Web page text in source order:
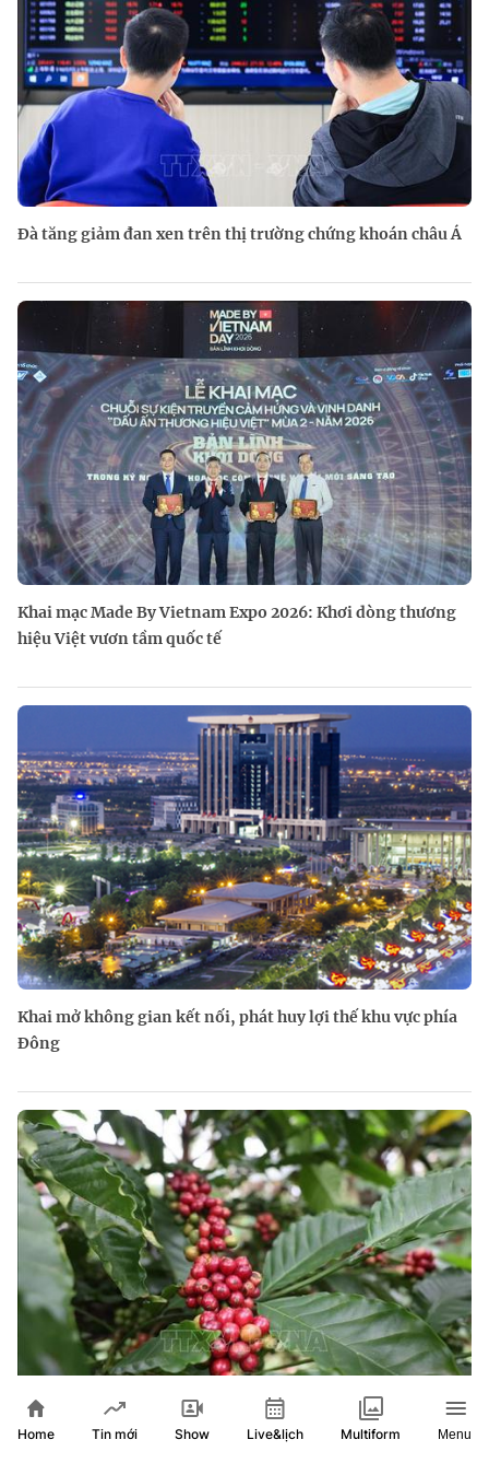
Đà tăng giảm đan xen trên thị trường chứng khoán châu Á
Khai mạc Made By Vietnam Expo 2026: Khơi dòng thương
hiệu Việt vươn tầm quốc tế
Khai mở không gian kết nối, phát huy lợi thế khu vực phía
Đông
Giá cà phê tăng nhẹ
Home Tin mới Show Live&lịch Multiform Menu